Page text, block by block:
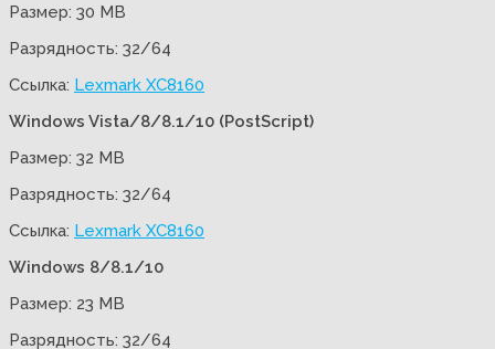
Размер: 30 MB
Разрядность: 32/64
Ссылка: Lexmark XC8160
Windows Vista/8/8.1/10 (PostScript)
Размер: 32 MB
Разрядность: 32/64
Ссылка: Lexmark XC8160
Windows 8/8.1/10
Размер: 23 MB
Разрядность: 32/64